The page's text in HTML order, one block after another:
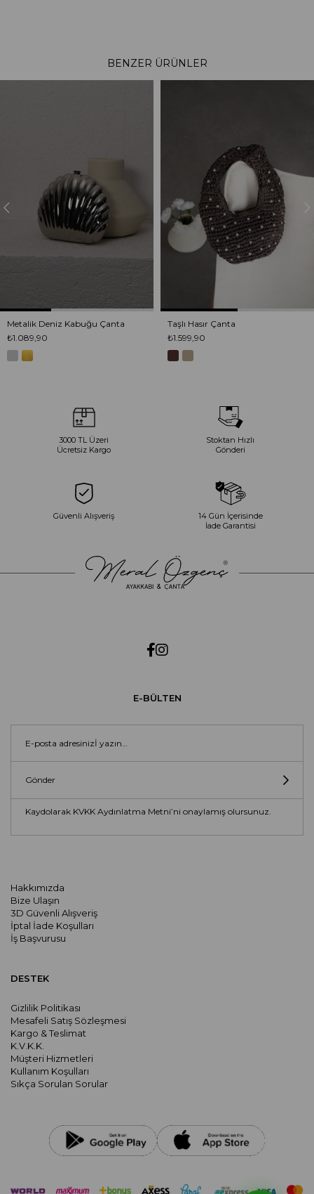
BENZER ÜRÜNLER
Metalik Deniz Kabuğu Çanta
₺1.089,90
Taşlı Hasır Çanta
₺1.599,90
3000 TL Üzeri
Ücretsiz Kargo
Stoktan Hızlı
Gönderi
Güvenli Alışveriş
14 Gün İçerisinde
İade Garantisi
Hakkımızda
Bize Ulaşın
3D Güvenli Alışveriş
İptal İade Koşulları
İş Başvurusu
E-BÜLTEN
Gönder
Kaydolarak KVKK Aydınlatma Metni’ni onaylamış olursunuz.
DESTEK
Gizlilik Politikası
Mesafeli Satış Sözleşmesi
Kargo & Teslimat
K.V.K.K.
Müşteri Hizmetleri
Kullanım Koşulları
Sıkça Sorulan Sorular